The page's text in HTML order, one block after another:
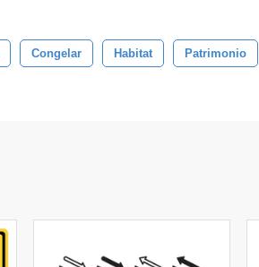
Congelar Habitat Patrimonio